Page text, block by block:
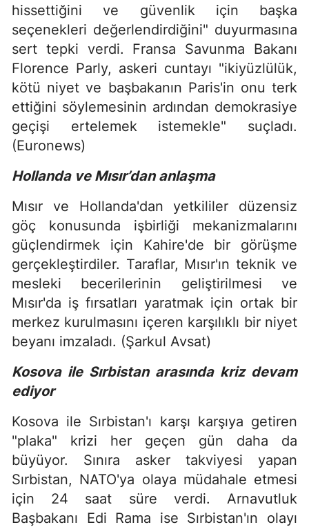
hissettiğini ve güvenlik için başka
seçenekleri değerlendirdiğini" duyurmasına
sert tepki verdi. Fransa Savunma Bakanı
Florence Parly, askeri cuntayı "ikiyüzlülük,
kötü niyet ve başbakanın Paris'in onu terk
ettiğini söylemesinin ardından demokrasiye
geçişi ertelemek istemekle" suçladı.
(Euronews)
Hollanda ve Mısır’dan anlaşma
Mısır ve Hollanda'dan yetkililer düzensiz
göç konusunda işbirliği mekanizmalarını
güçlendirmek için Kahire'de bir görüşme
gerçekleştirdiler. Taraflar, Mısır'ın teknik ve
mesleki becerilerinin geliştirilmesi ve
Mısır'da iş fırsatları yaratmak için ortak bir
merkez kurulmasını içeren karşılıklı bir niyet
beyanı imzaladı. (Şarkul Avsat)
Kosova ile Sırbistan arasında kriz devam
ediyor
Kosova ile Sırbistan'ı karşı karşıya getiren
"plaka" krizi her geçen gün daha da
büyüyor. Sınıra asker takviyesi yapan
Sırbistan, NATO'ya olaya müdahale etmesi
için 24 saat süre verdi. Arnavutluk
Başbakanı Edi Rama ise Sırbistan'ın olayı